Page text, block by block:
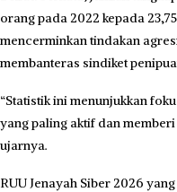
orang pada 2022 kepada
mencerminkan tindakan
membanteras sindiket
“Statistik ini menunjukkan
yang paling aktif dan
ujarnya.
RUU Jenayah Siber 2026